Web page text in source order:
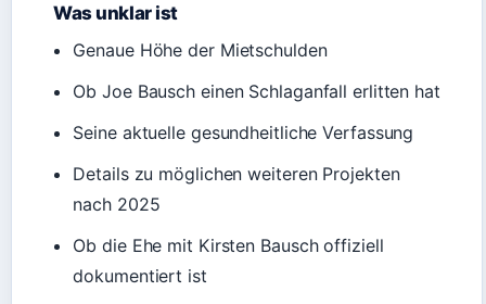
Was unklar ist
Genaue Höhe der Mietschulden
Ob Joe Bausch einen Schlaganfall erlitten hat
Seine aktuelle gesundheitliche Verfassung
Details zu möglichen weiteren Projekten
nach 2025
Ob die Ehe mit Kirsten Bausch offiziell
dokumentiert ist